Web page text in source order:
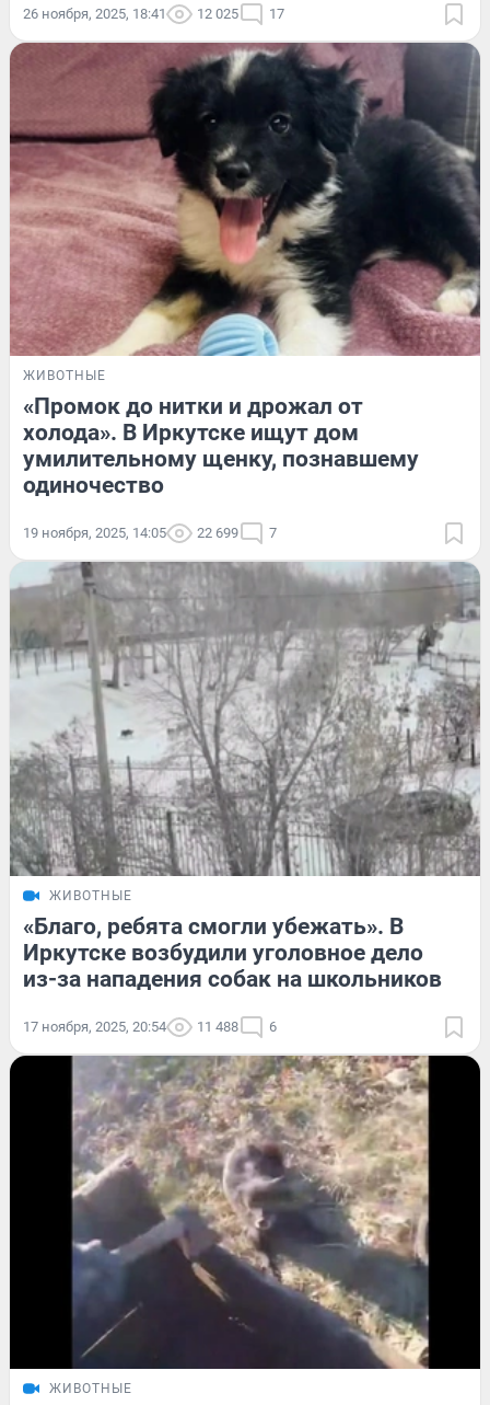
26 ноября, 2025, 18:41 12 025 17
ЖИВОТНЫЕ
«Промок до нитки и дрожал от
холода». В Иркутске ищут дом
умилительному щенку, познавшему
одиночество
19 ноября, 2025, 14:05 22 699 7
ЖИВОТНЫЕ
«Благо, ребята смогли убежать». В
Иркутске возбудили уголовное дело
из-за нападения собак на школьников
17 ноября, 2025, 20:54 11 488 6
ЖИВОТНЫЕ